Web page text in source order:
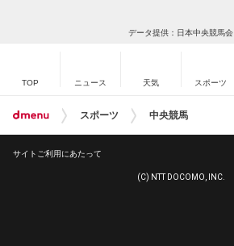
データ提供：日本中央競馬会
TOP ニュース 天気 スポーツ
スポーツ 中央競馬
サイトご利用にあたって
(C) NTT DOCOMO, INC.